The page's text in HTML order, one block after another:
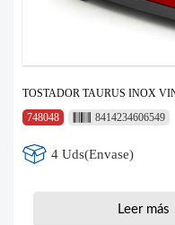
TOSTADOR TAURUS INOX
748048
8414234606549
4 Uds(Envase)
Leer más